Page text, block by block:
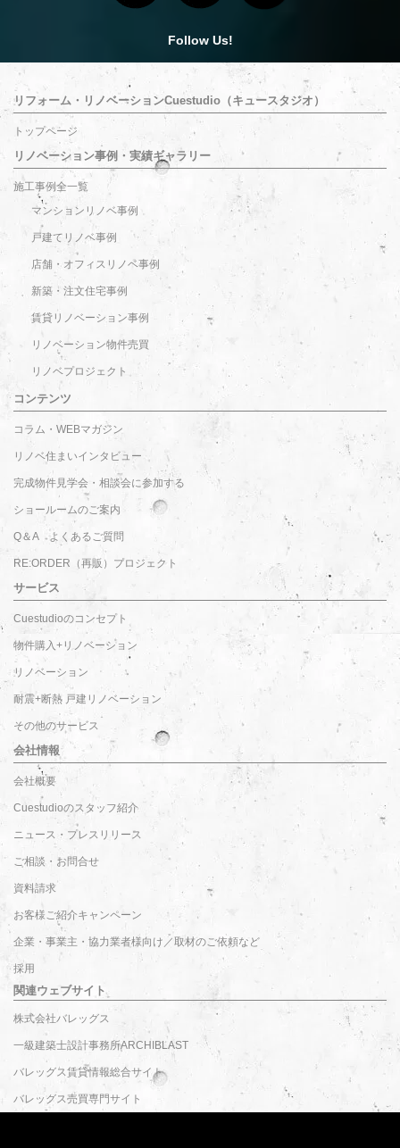
Follow Us!
リフォーム・リノベーションCuestudio（キュースタジオ）
トップページ
リノベーション事例・実績ギャラリー
施工事例全一覧
マンションリノベ事例
戸建てリノベ事例
店舗・オフィスリノベ事例
新築・注文住宅事例
賃貸リノベーション事例
リノベーション物件売買
リノベプロジェクト
コンテンツ
コラム・WEBマガジン
リノベ住まいインタビュー
完成物件見学会・相談会に参加する
ショールームのご案内
Q＆A よくあるご質問
RE:ORDER（再販）プロジェクト
サービス
Cuestudioのコンセプト
物件購入+リノベーション
リノベーション
耐震+断熱 戸建リノベーション
その他のサービス
会社情報
会社概要
Cuestudioのスタッフ紹介
ニュース・プレスリリース
ご相談・お問合せ
資料請求
お客様ご紹介キャンペーン
企業・事業主・協力業者様向け／取材のご依頼など
採用
関連ウェブサイト
株式会社バレッグス
一級建築士設計事務所ARCHIBLAST
バレッグス賃貸情報総合サイト
バレッグス売買専門サイト